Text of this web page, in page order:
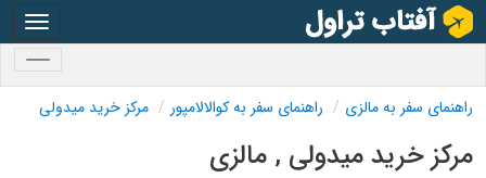
راهنمای سفر به مالزی راهنمای سفر به کوالالامپور مرکز خرید میدولی
مرکز خرید میدولی , مالزی